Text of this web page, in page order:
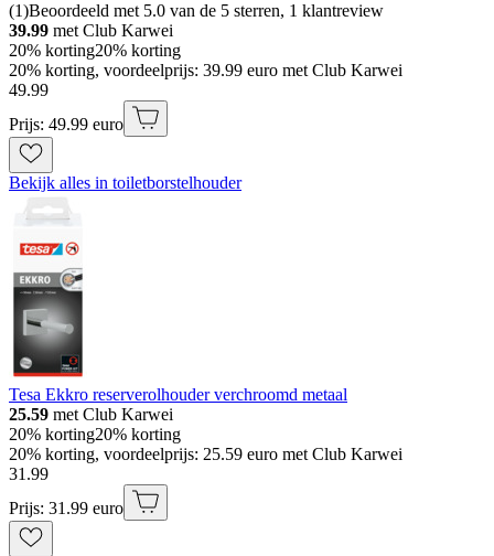
(1)Beoordeeld met 5.0 van de 5 sterren, 1 klantreview
39.99 met Club Karwei
20% korting20% korting
20% korting, voordeelprijs: 39.99 euro met Club Karwei
49.99
Prijs: 49.99 euro
Bekijk alles in toiletborstelhouder
Tesa Ekkro reserverolhouder verchroomd metaal
25.59 met Club Karwei
20% korting20% korting
20% korting, voordeelprijs: 25.59 euro met Club Karwei
31.99
Prijs: 31.99 euro